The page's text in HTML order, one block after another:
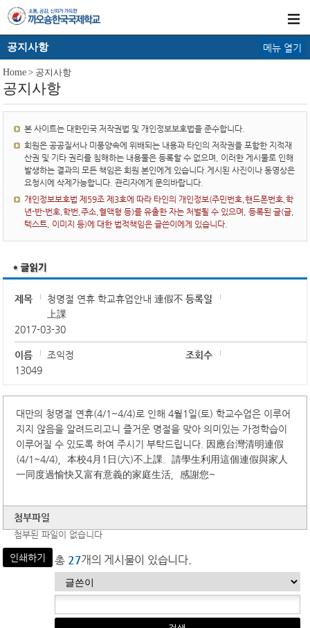
공지사항 메뉴 열기
Home > 공지사항
공지사항
본 사이트는 대한민국 저작권법 및 개인정보보호법을 준수합니다.
회원은 공공질서나 미풍양속에 위배되는 내용과 타인의 저작권을 포함한 지적재
산권 및 기타 권리를 침해하는 내용물은 등록할 수 없으며, 이러한 게시물로 인해
발생하는 결과의 모든 책임은 회원 본인에게 있습니다.게시된 사진이나 동영상은
요청시에 삭제가능합니다. 관리자에게 문의바랍니다.
개인정보보호법 제59조 제3호에 따라 타인의 개인정보(주민번호,핸드폰번호,학
년-반-번호,학번,주소,혈액형 등)를 유출한 자는 처벌될 수 있으며, 등록된 글(글,
텍스트, 이미지 등)에 대한 법적책임은 글쓴이에게 있습니다.
제목
청명절 연휴 학교휴업안내 連假不
上課
등록일
2017-03-30
이름 조익정
조회수
13049
대만의 청명절 연휴(4/1~4/4)로 인해 4월1일(토) 학교수업은 이루어
지지 않음을 알려드리고니 즐거운 명절을 맞아 의미있는 가정학습이
이루어질 수 있도록 하여 주시기 부탁드립니다. 因應台灣清明連假
(4/1~4/4)，本校4月1日(六)不上課。請學生利用這個連假與家人
一同度過愉快又富有意義的家庭生活，感謝您~
첨부파일
첨부된 파일이 없습니다
인쇄하기 총 27개의 게시물이 있습니다.